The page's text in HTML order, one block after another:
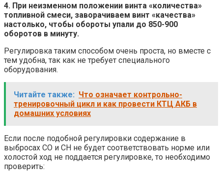
4. При неизменном положении винта «количества»
топливной смеси, заворачиваем винт «качества»
настолько, чтобы обороты упали до 850-900
оборотов в минуту.
Регулировка таким способом очень проста, но вместе с
тем удобна, так как не требует специального
оборудования.
Читайте также: Что означает контрольно-
тренировочный цикл и как провести КТЦ АКБ в
домашних условиях
Если после подобной регулировки содержание в
выбросах СО и СН не будет соответствовать норме или
холостой ход не поддается регулировке, то необходимо
проверить: